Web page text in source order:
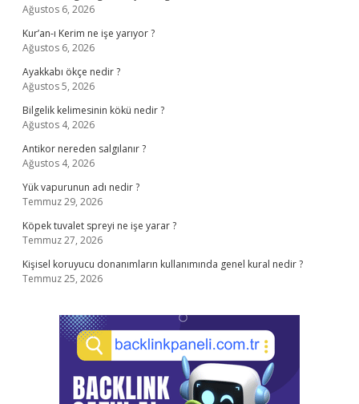
Ağustos 6, 2026
Kur’an-ı Kerim ne işe yarıyor ?
Ağustos 6, 2026
Ayakkabı ökçe nedir ?
Ağustos 5, 2026
Bilgelik kelimesinin kökü nedir ?
Ağustos 4, 2026
Antikor nereden salgılanır ?
Ağustos 4, 2026
Yük vapurunun adı nedir ?
Temmuz 29, 2026
Köpek tuvalet spreyi ne işe yarar ?
Temmuz 27, 2026
Kişisel koruyucu donanımların kullanımında genel kural nedir ?
Temmuz 25, 2026